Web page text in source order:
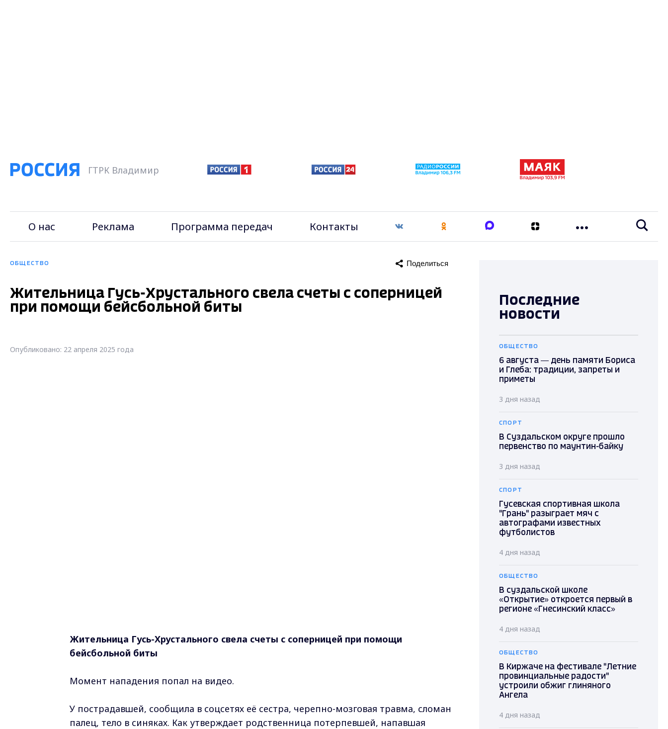
ГТРК Владимир
О нас Реклама Программа передач Контакты
ОБЩЕСТВО Поделиться
Жительница Гусь-Хрустального свела счеты с соперницей
при помощи бейсбольной биты
Опубликовано: 22 апреля 2025 года
Жительница Гусь-Хрустального свела счеты с соперницей при помощи
бейсбольной биты
Момент нападения попал на видео.
У пострадавшей, сообщила в соцсетях её сестра, черепно-мозговая травма, сломан
палец, тело в синяках. Как утверждает родственница потерпевшей, напавшая
Последние
новости
ОБЩЕСТВО
6 августа — день памяти Бориса
и Глеба: традиции, запреты и
приметы
3 дня назад
СПОРТ
В Суздальском округе прошло
первенство по маунтин-байку
3 дня назад
СПОРТ
Гусевская спортивная школа
"Грань" разыграет мяч с
автографами известных
футболистов
4 дня назад
ОБЩЕСТВО
В суздальской школе
«Открытие» откроется первый в
регионе «Гнесинский класс»
4 дня назад
ОБЩЕСТВО
В Киржаче на фестивале "Летние
провинциальные радости"
устроили обжиг глиняного
Ангела
4 дня назад